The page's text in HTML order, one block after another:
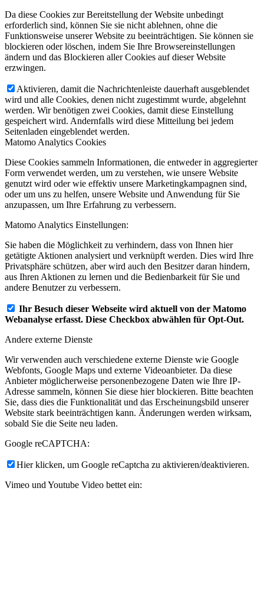
Da diese Cookies zur Bereitstellung der Website unbedingt
erforderlich sind, können Sie sie nicht ablehnen, ohne die
Funktionsweise unserer Website zu beeinträchtigen. Sie können sie
blockieren oder löschen, indem Sie Ihre Browsereinstellungen
ändern und das Blockieren aller Cookies auf dieser Website
erzwingen.
Aktivieren, damit die Nachrichtenleiste dauerhaft ausgeblendet
wird und alle Cookies, denen nicht zugestimmt wurde, abgelehnt
werden. Wir benötigen zwei Cookies, damit diese Einstellung
gespeichert wird. Andernfalls wird diese Mitteilung bei jedem
Seitenladen eingeblendet werden.
Matomo Analytics Cookies
Diese Cookies sammeln Informationen, die entweder in aggregierter
Form verwendet werden, um zu verstehen, wie unsere Website
genutzt wird oder wie effektiv unsere Marketingkampagnen sind,
oder um uns zu helfen, unsere Website und Anwendung für Sie
anzupassen, um Ihre Erfahrung zu verbessern.
Matomo Analytics Einstellungen:
Sie haben die Möglichkeit zu verhindern, dass von Ihnen hier
getätigte Aktionen analysiert und verknüpft werden. Dies wird Ihre
Privatsphäre schützen, aber wird auch den Besitzer daran hindern,
aus Ihren Aktionen zu lernen und die Bedienbarkeit für Sie und
andere Benutzer zu verbessern.
Ihr Besuch dieser Webseite wird aktuell von der Matomo
Webanalyse erfasst. Diese Checkbox abwählen für Opt-Out.
Andere externe Dienste
Wir verwenden auch verschiedene externe Dienste wie Google
Webfonts, Google Maps und externe Videoanbieter. Da diese
Anbieter möglicherweise personenbezogene Daten wie Ihre IP-
Adresse sammeln, können Sie diese hier blockieren. Bitte beachten
Sie, dass dies die Funktionalität und das Erscheinungsbild unserer
Website stark beeinträchtigen kann. Änderungen werden wirksam,
sobald Sie die Seite neu laden.
Google reCAPTCHA:
Hier klicken, um Google reCaptcha zu aktivieren/deaktivieren.
Vimeo und Youtube Video bettet ein: